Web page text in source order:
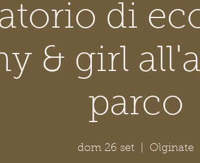
di
& girl
parco
dom 26 set Olginate